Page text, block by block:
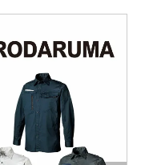
ス株式会社
ック